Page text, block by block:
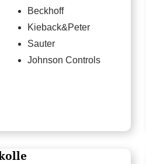
Beckhoff
Kieback&Peter
Sauter
Johnson Controls